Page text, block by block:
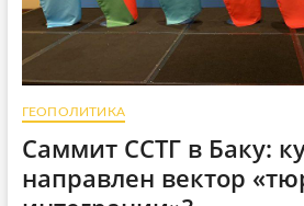
ГЕОПОЛИТИКА
Саммит ССТГ в Баку:
направлен вектор